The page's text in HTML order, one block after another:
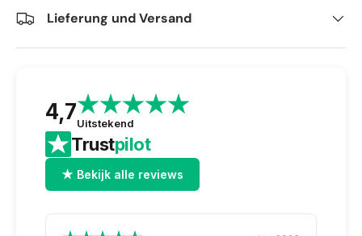
Lieferung und Versand
4,7Uitstekend
Trustpilot
★ Bekijk alle reviews